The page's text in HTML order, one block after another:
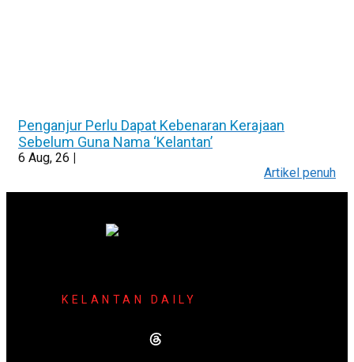
Penganjur Perlu Dapat Kebenaran Kerajaan
Sebelum Guna Nama ‘Kelantan’
6 Aug, 26 |
Artikel penuh
KELANTAN DAILY